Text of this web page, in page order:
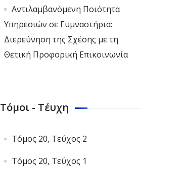
Αντιλαμβανόμενη Ποιότητα
Υπηρεσιών σε Γυμναστήρια:
Διερεύνηση της Σχέσης με τη
Θετική Προφορική Επικοινωνία
Τόμοι - Τέυχη
Τόμος 20, Τεύχος 2
Τόμος 20, Τεύχος 1